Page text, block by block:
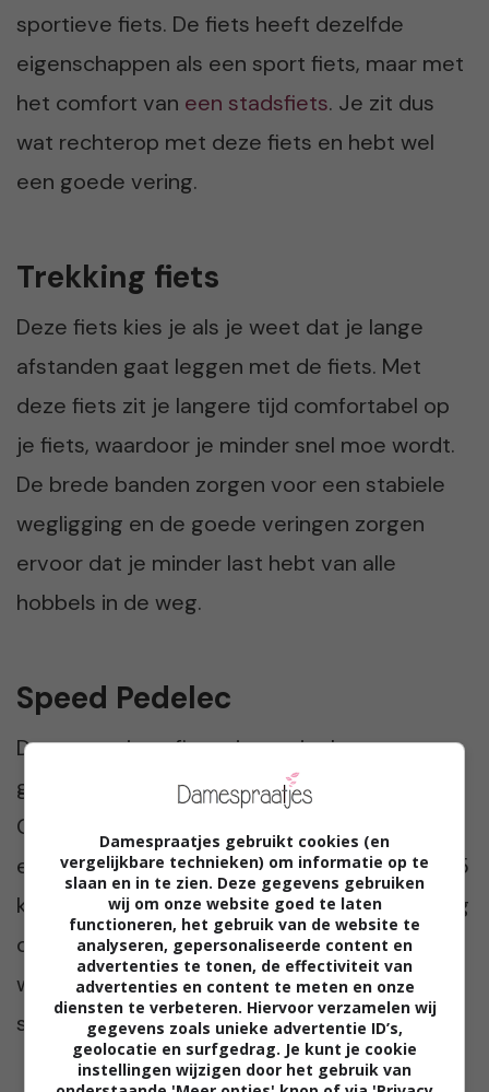
sportieve fiets. De fiets heeft dezelfde
eigenschappen als een sport fiets, maar met
het comfort van een stadsfiets. Je zit dus
wat rechterop met deze fiets en hebt wel
een goede vering.
Trekking fiets
Deze fiets kies je als je weet dat je lange
afstanden gaat leggen met de fiets. Met
deze fiets zit je langere tijd comfortabel op
je fiets, waardoor je minder snel moe wordt.
De brede banden zorgen voor een stabiele
wegligging en de goede veringen zorgen
ervoor dat je minder last hebt van alle
hobbels in de weg.
Speed Pedelec
Deze sportieve fiets ziet eruit als een
gewone e-bike, maar gaat een stuk sneller.
Ga jij met je fiets naar het werk? Dan is dit
echt een ideale fiets voor jou. De fiets kan 45
km/u en valt daarmee volgens de wetgeving
onder een snorfiets. Je moet hier dus ook
wel een helm bij dragen, maar met deze
snelheden wil je dat ook wel.
Damespraatjes gebruikt cookies (en
vergelijkbare technieken) om informatie op te
slaan en in te zien. Deze gegevens gebruiken
wij om onze website goed te laten
functioneren, het gebruik van de website te
analyseren, gepersonaliseerde content en
advertenties te tonen, de effectiviteit van
advertenties en content te meten en onze
diensten te verbeteren. Hiervoor verzamelen wij
gegevens zoals unieke advertentie ID’s,
geolocatie en surfgedrag. Je kunt je cookie
instellingen wijzigen door het gebruik van